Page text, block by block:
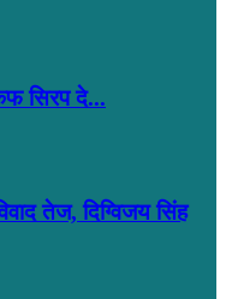
सिरप दे...
तेज, दिग्विजय सिंह